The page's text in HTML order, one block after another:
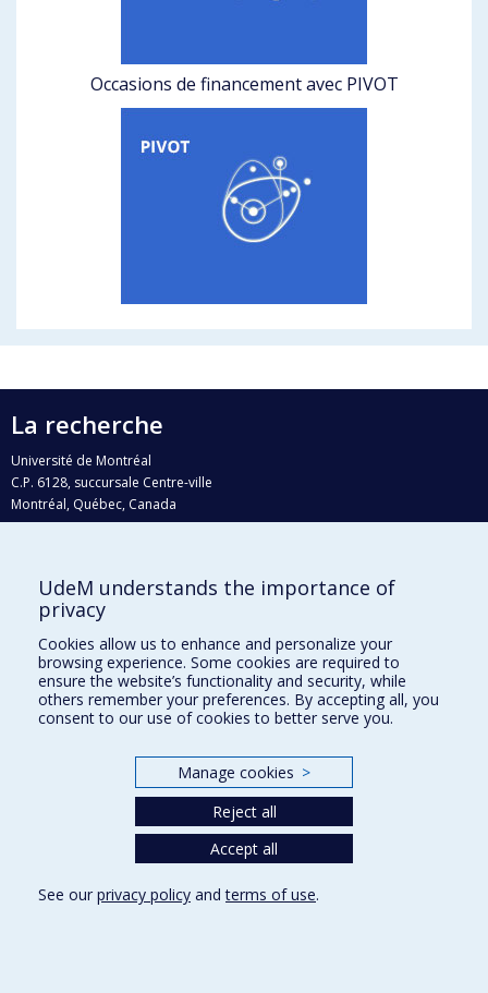
Occasions de financement avec PIVOT
La recherche
Université de Montréal
C.P. 6128, succursale Centre-ville
Montréal, Québec, Canada
H3C 3J7
Qui fait quoi?
Nous trouver
Plan du site
Accessibilité
UdeM understands the importance of
privacy
Cookies allow us to enhance and personalize your
browsing experience. Some cookies are required to
ensure the website’s functionality and security, while
others remember your preferences. By accepting all, you
consent to our use of cookies to better serve you.
Manage cookies >
Reject all
Accept all
See our privacy policy andterms of use.